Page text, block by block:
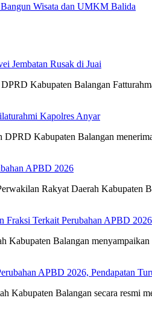
Wisata dan UMKM Balida
Jembatan Rusak di Juai
Kabupaten Balangan
Kapolres Anyar
DPRD Kabupaten Balangan
APBD 2026
Rakyat Daerah Kabupaten
Fraksi Terkait Perubahan APBD 2026
Kabupaten Balangan
APBD 2026, Pendapatan
Kabupaten Balangan secara resmi